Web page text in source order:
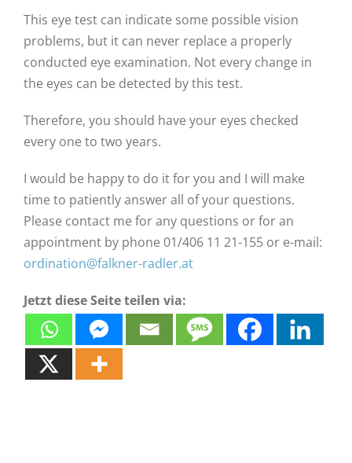
This eye test can indicate some possible vision
problems, but it can never replace a properly
conducted eye examination. Not every change in
the eyes can be detected by this test.
Therefore, you should have your eyes checked
every one to two years.
I would be happy to do it for you and I will make
time to patiently answer all of your questions.
Please contact me for any questions or for an
appointment by phone 01/406 11 21-155 or e-mail:
ordination@falkner-radler.at
Jetzt diese Seite teilen via: